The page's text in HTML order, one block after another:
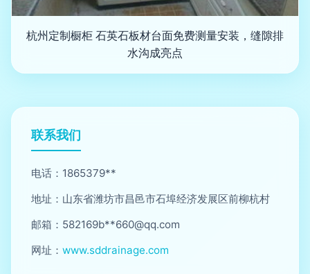
杭州定制橱柜 石英石板材台面免费测量安装，缝隙排
水沟成亮点
联系我们
电话：1865379**
地址：山东省潍坊市昌邑市石埠经济发展区前柳杭村
邮箱：582169b**660@qq.com
网址： www.sddrainage.com